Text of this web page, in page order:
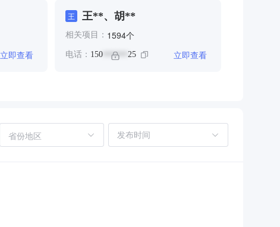
立即查看
王 王**、胡**
相关项目： 1594个
电话： 150****** 25 立即查看
省份地区